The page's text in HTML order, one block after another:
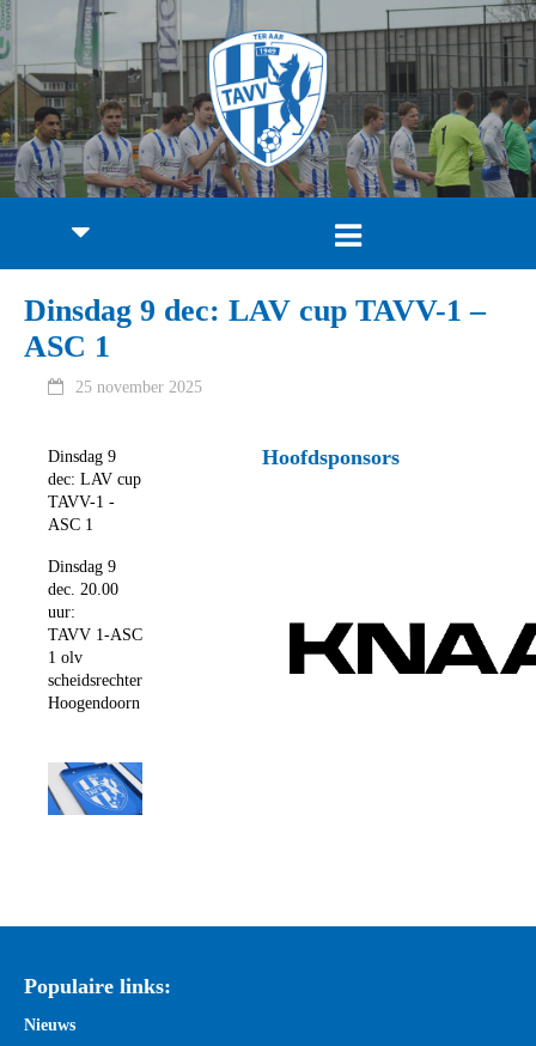
Dinsdag 9 dec: LAV cup TAVV-1 –
ASC 1
25 november 2025
Dinsdag 9
dec: LAV cup
TAVV-1 -
ASC 1
Dinsdag 9
dec. 20.00
uur:
TAVV 1-ASC
1 olv
scheidsrechter
Hoogendoorn
Hoofdsponsors
Populaire links:
Nieuws